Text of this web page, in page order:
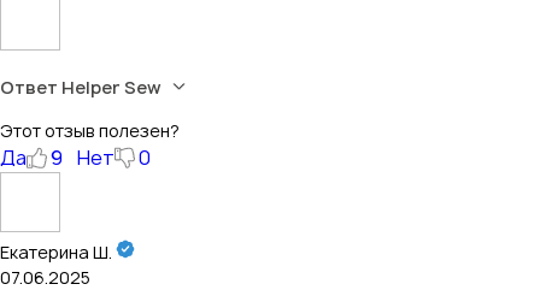
Ответ Helper Sew
Этот отзыв полезен?
Да 9 Нет 0
Екатерина Ш.
07.06.2025